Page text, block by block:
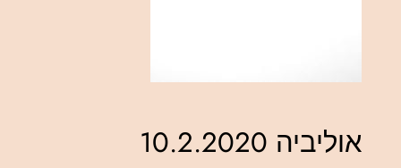
אוליביה 10.2.2020